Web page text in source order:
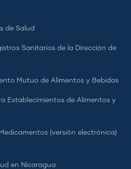
de Salud
Sanitarios de la Dirección de
Mutuo de Alimentos y Bebidas
Establecimientos de Alimentos y
(versión electrónica)
en Nicaragua